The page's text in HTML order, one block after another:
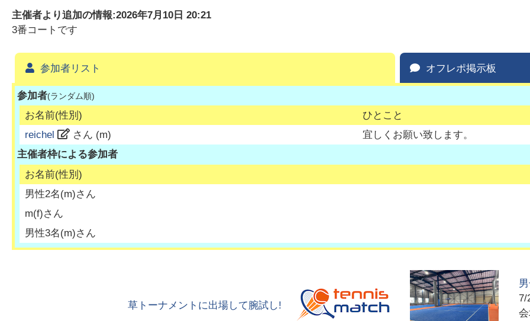
主催者より追加の情報:2026年7月10日 20:21
3番コートです
参加者リスト オフレポ掲示板
参加者(ランダム順)
お名前(性別)
ひとこと
reichel
さん (m)
宜しくお願い致します。
主催者枠による参加者
お名前(性別)
男性2名(m)さん
m(f)さん
男性3名(m)さん
草トーナメントに出場して腕試し!
7/